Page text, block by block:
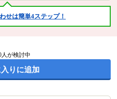
せは簡単4ステップ！
人が検討中
りに追加